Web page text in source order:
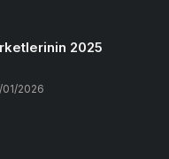
2025
01/2026